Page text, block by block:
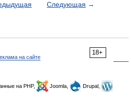
Следующая →
18+
на сайте
на PHP, Joomla,
Drupal,